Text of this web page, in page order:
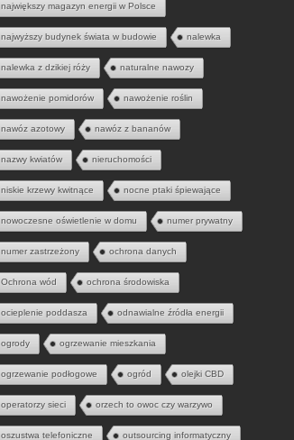
największy magazyn energii w Polsce
najwyższy budynek świata w budowie nalewka
nalewka z dzikiej róży naturalne nawozy
nawożenie pomidorów nawożenie roślin
nawóz azotowy nawóz z bananów
nazwy kwiatów nieruchomości
niskie krzewy kwitnące nocne ptaki śpiewające
nowoczesne oświetlenie w domu numer prywatny
numer zastrzeżony ochrona danych
Ochrona wód ochrona środowiska
ocieplenie poddasza odnawialne źródła energii
ogrody ogrzewanie mieszkania
ogrzewanie podłogowe ogród olejki CBD
operatorzy sieci orzech to owoc czy warzywo
oszustwa telefoniczne outsourcing informatyczny